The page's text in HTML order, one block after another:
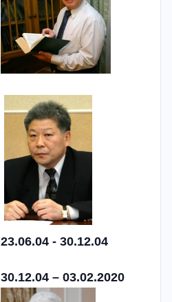
23.06.04 - 30.12.04
30.12.04 – 03.02.2020